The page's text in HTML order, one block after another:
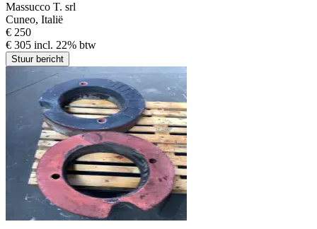
Massucco T. srl
Cuneo, Italië
€ 250
€ 305 incl. 22% btw
Stuur bericht